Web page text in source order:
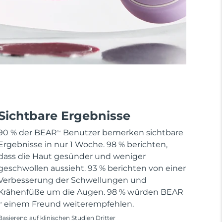
Ergebnisse
% der BEARTM
Benutzer bemerken sichtbare
in nur 1 Woche. 98 % berichten,
die Haut gesünder und weniger
aussieht. 93 % berichten von einer
der Schwellungen und
um die Augen. 98 % würden BEAR
einem Freund weiterempfehlen.
auf klinischen Studien Dritter